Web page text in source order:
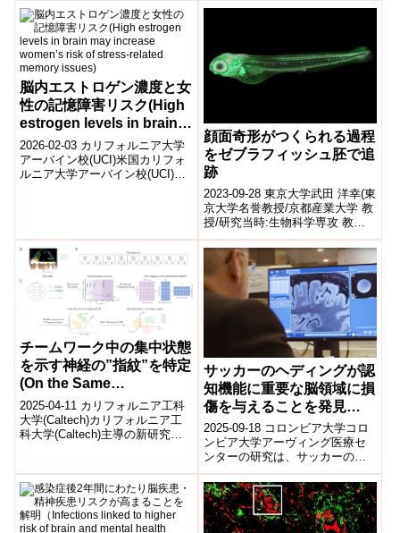
脳内エストロゲン濃度と女
性の記憶障害リスク(High
estrogen levels in brain
may increase women’s
risk of stress-related
memory issues)
2026-02-03 カリフォルニア大学
アーバイン校(UCI)米国カリフォ
ルニア大学アーバイン校(UCI)の
顔面奇形がつくられる過程
をゼブラフィッシュ胚で追
跡
2023-09-28 東京大学武田 洋幸(東
京大学名誉教授/京都産業大学 教
授/研究当時:生物科学専攻 教授)
河西 通(生物科学専攻 客員共同
研究員/東京工業大...
チームワーク中の集中状態
を示す神経の”指紋”を特定
(On the Same
Wavelength:Neural
“Fingerprints” Indicate
Deep Focus Flow States
2025-04-11 カリフォルニア工科
大学(Caltech)カリフォルニア工
科大学(Caltech)主導の新研究に
サッカーのヘディングが認
知機能に重要な脳領域に損
傷を与えることを発見
(Soccer Heading Does
Most Damage to Brain
Area Critical for
Cognition)
2025-09-18 コロンビア大学コロ
ンビア大学アーヴィング医療セ
ンターの研究は、サッカーのヘ
ディングが脳のどこに最もダメ
ージを与えるかを特定した。拡
散MRI...